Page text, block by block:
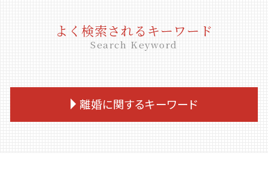
よく検索されるキーワード
Search Keyword
離婚に関するキーワード